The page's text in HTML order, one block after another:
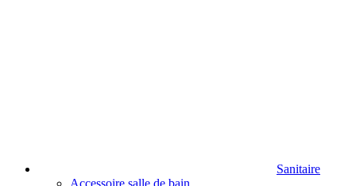
Sanitaire
Accessoire salle de bain